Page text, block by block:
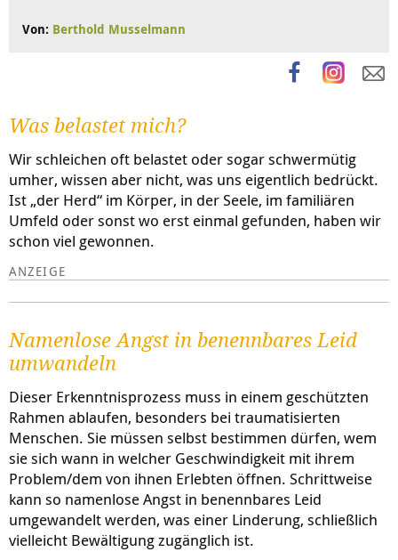
Von: Berthold Musselmann
Was belastet mich?
Wir schleichen oft belastet oder sogar schwermütig
umher, wissen aber nicht, was uns eigentlich bedrückt.
Ist „der Herd“ im Körper, in der Seele, im familiären
Umfeld oder sonst wo erst einmal gefunden, haben wir
schon viel gewonnen.
Namenlose Angst in benennbares Leid
umwandeln
Dieser Erkenntnisprozess muss in einem geschützten
Rahmen ablaufen, besonders bei traumatisierten
Menschen. Sie müssen selbst bestimmen dürfen, wem
sie sich wann in welcher Geschwindigkeit mit ihrem
Problem/dem von ihnen Erlebten öffnen. Schrittweise
kann so namenlose Angst in benennbares Leid
umgewandelt werden, was einer Linderung, schließlich
vielleicht Bewältigung zugänglich ist.